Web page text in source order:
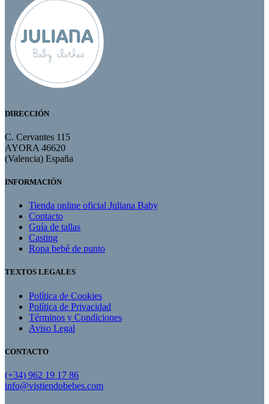
DIRECCIÓN
C. Cervantes 115
AYORA 46620
(Valencia) España
INFORMACIÓN
Tienda online oficial Juliana Baby
Contacto
Guía de tallas
Casting
Ropa bebé de punto
TEXTOS LEGALES
Política de Cookies
Política de Privacidad
Términos y Condiciones
Aviso Legal
CONTACTO
(+34) 962 19 17 86
info@vistiendobebes.com